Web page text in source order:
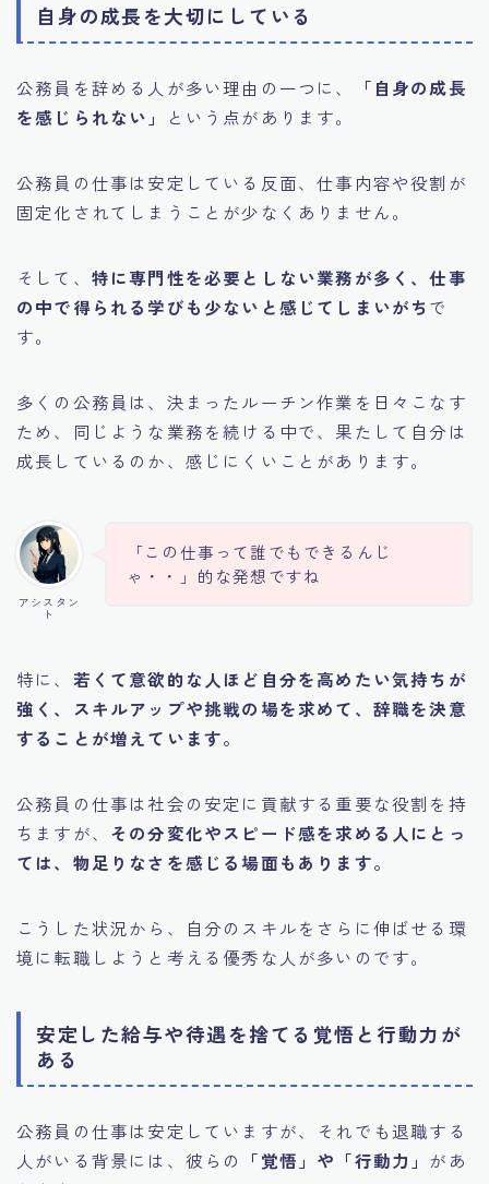
自身の成長を大切にしている
公務員を辞める人が多い理由の一つに、
「自身の成長
を感じられない」
という点があります。
公務員の仕事は安定している反面、仕事内容や役割が
固定化されてしまうことが少なくありません。
そして、 特に専門性を必要としない業務が多く、仕事
の中で得られる学びも少ないと感じてしまいがちで
す。
多くの公務員は、決まったルーチン作業を日々こなす
ため、同じような業務を続ける中で、果たして自分は
成長しているのか、感じにくいことがあります。
アシスタン
ト
「この仕事って誰でもできるんじ
ゃ・・」的な発想ですね
特に、 若くて意欲的な人ほど自分を高めたい気持ちが
強く、スキルアップや挑戦の場を求めて、辞職を決意
することが増えています。
公務員の仕事は社会の安定に貢献する重要な役割を持
ちますが、 その分変化やスピード感を求める人にとっ
ては、物足りなさを感じる場面もあります。
こうした状況から、自分のスキルをさらに伸ばせる環
境に転職しようと考える優秀な人が多いのです。
安定した給与や待遇を捨てる覚悟と行動力が
ある
公務員の仕事は安定していますが、それでも退職する
人がいる背景には、彼らの
「覚悟」や「行動力」 があ